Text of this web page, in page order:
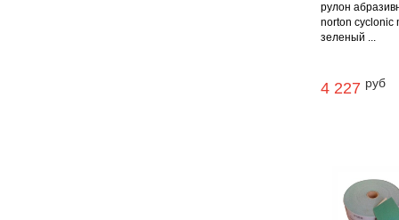
рулон
norton cyclonic
зеленый ...
4 227 руб